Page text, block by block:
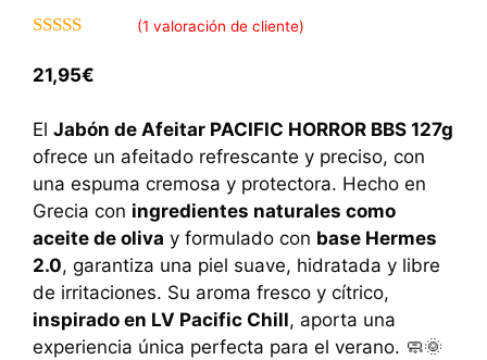
(1 valoración de cliente)
21,95€
El Jabón de Afeitar PACIFIC HORROR BBS 127g
ofrece un afeitado refrescante y preciso, con
una espuma cremosa y protectora. Hecho en
Grecia con ingredientes naturales como
aceite de oliva y formulado con base Hermes
2.0, garantiza una piel suave, hidratada y libre
de irritaciones. Su aroma fresco y cítrico,
inspirado en LV Pacific Chill, aporta una
experiencia única perfecta para el verano. 🧼🌞